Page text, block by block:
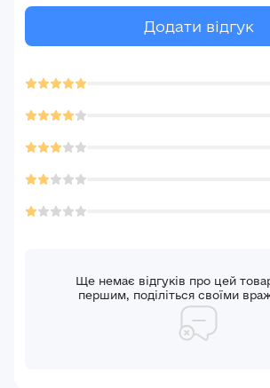
Додати відгук
Ще немає відгуків про цей
першим, поділіться своїми